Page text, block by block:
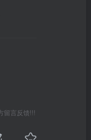
留言反馈!!!